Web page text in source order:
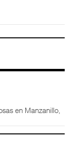
en Manzanillo,